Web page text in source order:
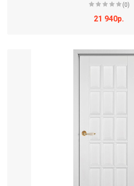
(0)
21 940р.